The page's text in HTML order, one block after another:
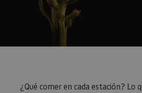
¿Qué comer en cada estación? Lo